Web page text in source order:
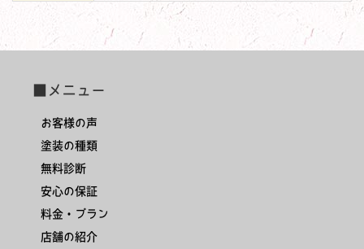
■メニュー
お客様の声
塗装の種類
無料診断
安心の保証
料金・プラン
店舗の紹介